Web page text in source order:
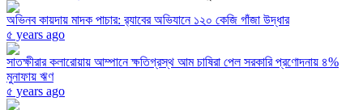
অভিনব কায়দায় মাদক পাচার: র‍্যাবের অভিযানে ১২০ কেজি গাঁজা উদ্ধার
৫ years ago
সাতক্ষীরার কলারোয়ায় আম্পানে ক্ষতিগ্রস্থ আম চাষিরা পেল সরকারি প্রণোদনায় ৪%
মুনাফায় ঋণ
৫ years ago